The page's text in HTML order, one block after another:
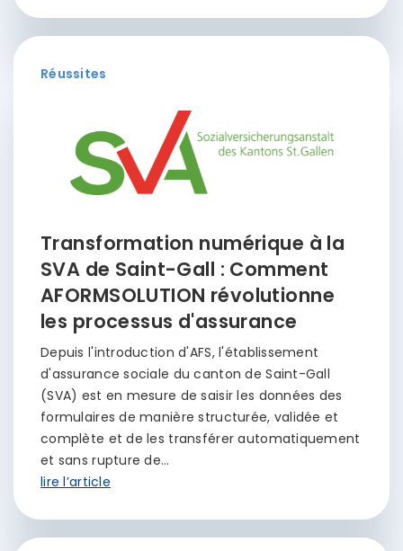
Réussites
Transformation numérique à la
SVA de Saint-Gall : Comment
AFORMSOLUTION révolutionne
les processus d'assurance
Depuis l'introduction d'AFS, l'établissement
d'assurance sociale du canton de Saint-Gall
(SVA) est en mesure de saisir les données des
formulaires de manière structurée, validée et
complète et de les transférer automatiquement
et sans rupture de…
lire l’article